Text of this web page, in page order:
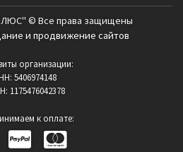
© Все права защищены
и продвижение сайтов
организации:
5406974148
1175476042378
к оплате: